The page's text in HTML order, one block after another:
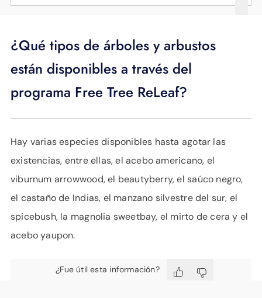
¿Qué tipos de árboles y arbustos
están disponibles a través del
programa Free Tree ReLeaf?
Hay varias especies disponibles hasta agotar las
existencias, entre ellas, el acebo americano, el
viburnum arrowwood, el beautyberry, el saúco negro,
el castaño de Indias, el manzano silvestre del sur, el
spicebush, la magnolia sweetbay, el mirto de cera y el
acebo yaupon.
¿Fue útil esta información?